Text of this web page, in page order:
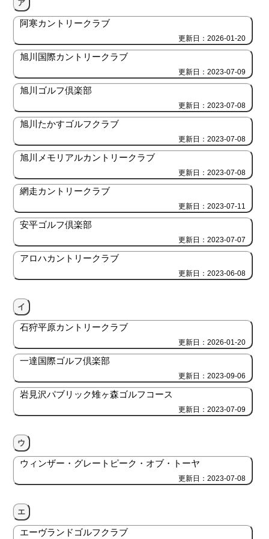
ア
阿寒カントリークラブ
更新日：2026-01-20
旭川国際カントリークラブ
更新日：2023-07-09
旭川ゴルフ倶楽部
更新日：2023-07-08
旭川たかすゴルフクラブ
更新日：2023-07-08
旭川メモリアルカントリークラブ
更新日：2023-07-08
網走カントリークラブ
更新日：2023-07-11
安平ゴルフ倶楽部
更新日：2023-07-07
アロハカントリークラブ
更新日：2023-06-08
イ
石狩平原カントリークラブ
更新日：2026-01-20
一達国際ゴルフ倶楽部
更新日：2023-09-06
岩見沢パブリック雉ヶ森ゴルフコース
更新日：2023-07-09
ウ
ウィンザー・グレートピーク・オブ・トーヤ
更新日：2023-07-08
エ
エーヴランドゴルフクラブ